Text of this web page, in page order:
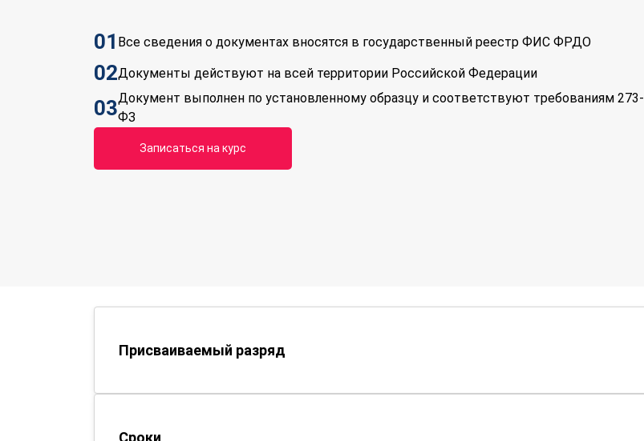
01 Все сведения о документах вносятся в государственный реестр ФИС ФРДО
02Документы действуют на всей территории Российской Федерации
03Документ выполнен по установленному образцу и соответствуют требованиям 273-
ФЗ
Записаться на курс
Присваиваемый разряд
Сроки